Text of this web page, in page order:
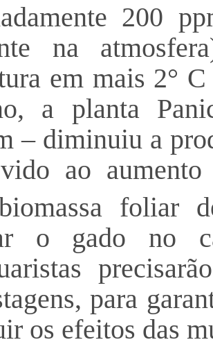
200
na
em mais 2°
a planta
– diminuiu a
ao
foliar
o gado no
para
os efeitos das